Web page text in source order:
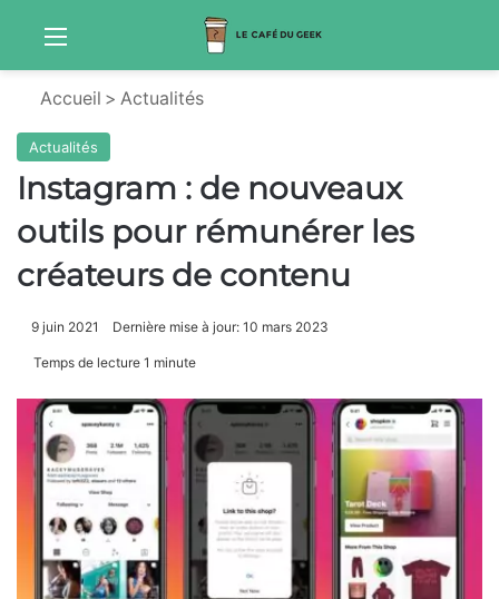
Menu
Accueil > Actualités
Actualités
Instagram : de nouveaux
outils pour rémunérer les
créateurs de contenu
9 juin 2021 Dernière mise à jour: 10 mars 2023
Temps de lecture 1 minute